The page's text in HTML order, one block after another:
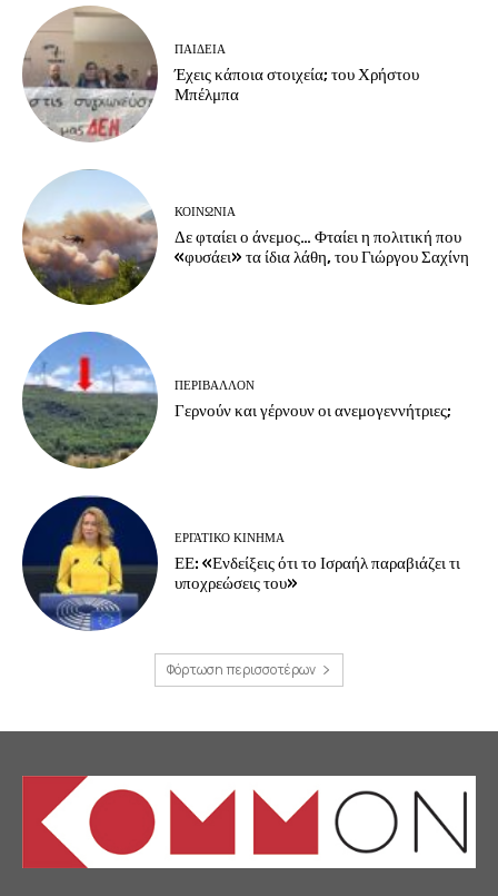
ΠΑΙΔΕΙΑ
Έχεις κάποια στοιχεία; του Χρήστου
Μπέλμπα
ΚΟΙΝΩΝΙΑ
Δε φταίει ο άνεμος… Φταίει η πολιτική που
«φυσάει» τα ίδια λάθη, του Γιώργου Σαχίνη
ΠΕΡΙΒΆΛΛΟΝ
Γερνούν και γέρνουν οι ανεμογεννήτριες;
ΕΡΓΑΤΙΚΟ ΚΙΝΗΜΑ
ΕΕ: «Ενδείξεις ότι το Ισραήλ παραβιάζει τι
υποχρεώσεις του»
Φόρτωση περισσοτέρων